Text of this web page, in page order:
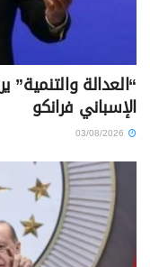
“العدالة والتنمية”
الإسباني فرانكو